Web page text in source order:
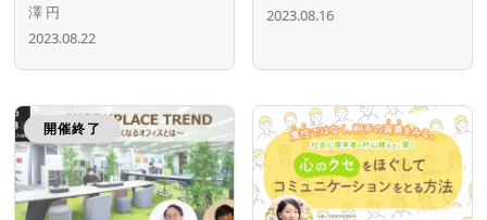
澤 円
2023.08.22
2023.08.16
開催終了